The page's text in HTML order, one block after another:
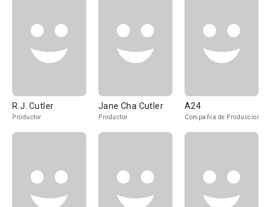
R.J. Cutler
Productor
Jane Cha Cutler
Productor
A24
Compañía de Produccion